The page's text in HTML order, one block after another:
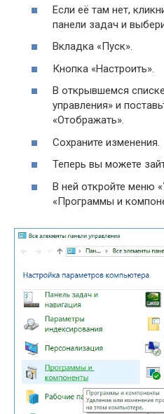
Если её там нет,
панели задач и
Вкладка «Пуск».
Кнопка «Настроить».
В открывшемся
управления» и
«Отображать».
Сохраните изменения.
Теперь вы можете
В ней откройте меню
«Программы и